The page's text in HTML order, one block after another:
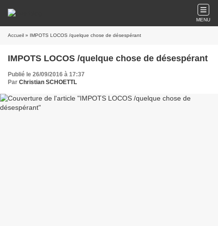
MENU
Accueil » IMPOTS LOCOS /quelque chose de désespérant
IMPOTS LOCOS /quelque chose de désespérant
Publié le 26/09/2016 à 17:37
Par Christian SCHOETTL